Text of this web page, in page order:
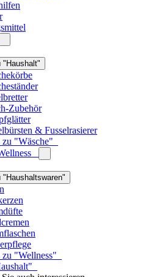
und halten
"Outdoor"
"Pflanzgefäße"
"Outdoor"